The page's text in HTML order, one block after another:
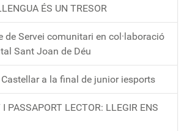
ÉS UN TRESOR
de Servei comunitari en col·laboració
Sant Joan de Déu
Castellar a la final de junior iesports
I PASSAPORT LECTOR: LLEGIR ENS